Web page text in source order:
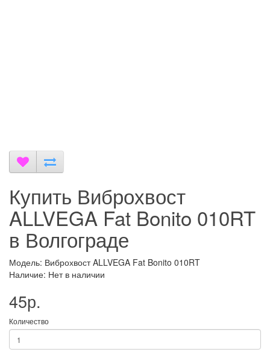
Купить Виброхвост
ALLVEGA Fat Bonito 010RT
в Волгограде
Модель: Виброхвост ALLVEGA Fat Bonito 010RT
Наличие: Нет в наличии
45р.
Количество